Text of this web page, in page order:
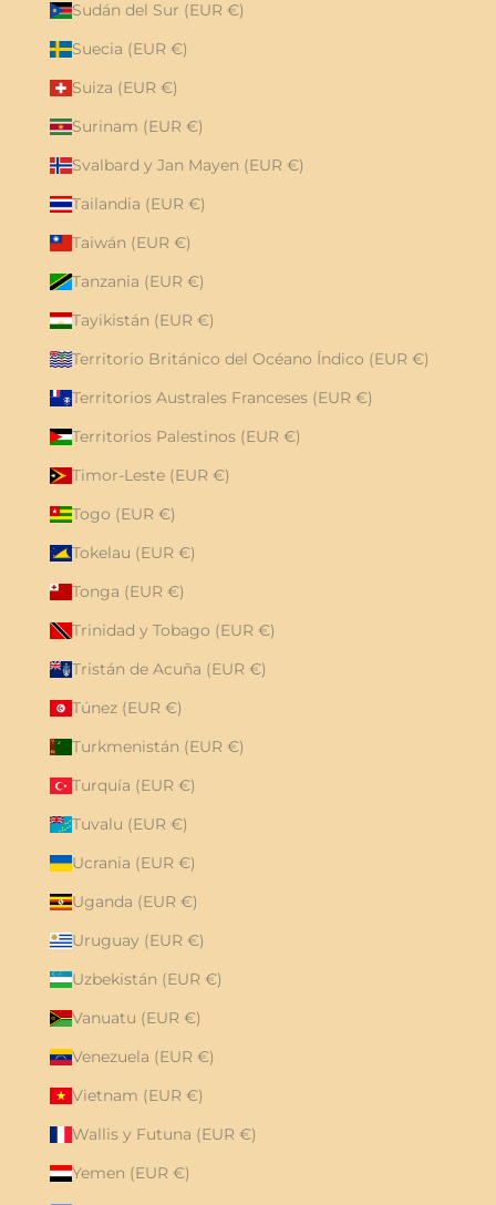
Sudán del Sur (EUR €)
Suecia (EUR €)
Suiza (EUR €)
Surinam (EUR €)
Svalbard y Jan Mayen (EUR €)
Tailandia (EUR €)
Taiwán (EUR €)
Tanzania (EUR €)
Tayikistán (EUR €)
Territorio Británico del Océano Índico (EUR €)
Territorios Australes Franceses (EUR €)
Territorios Palestinos (EUR €)
Timor-Leste (EUR €)
Togo (EUR €)
Tokelau (EUR €)
Tonga (EUR €)
Trinidad y Tobago (EUR €)
Tristán de Acuña (EUR €)
Túnez (EUR €)
Turkmenistán (EUR €)
Turquía (EUR €)
Tuvalu (EUR €)
Ucrania (EUR €)
Uganda (EUR €)
Uruguay (EUR €)
Uzbekistán (EUR €)
Vanuatu (EUR €)
Venezuela (EUR €)
Vietnam (EUR €)
Wallis y Futuna (EUR €)
Yemen (EUR €)